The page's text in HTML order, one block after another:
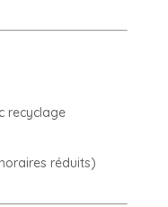
recyclage
réduits)